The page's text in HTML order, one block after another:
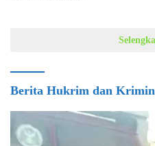
Berita Hukrim dan